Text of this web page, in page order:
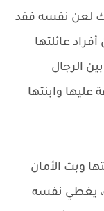
لعن نفسه فقد
عائلتها
الرجال
وابنتها
وبث الأمان
يغطي نفسه